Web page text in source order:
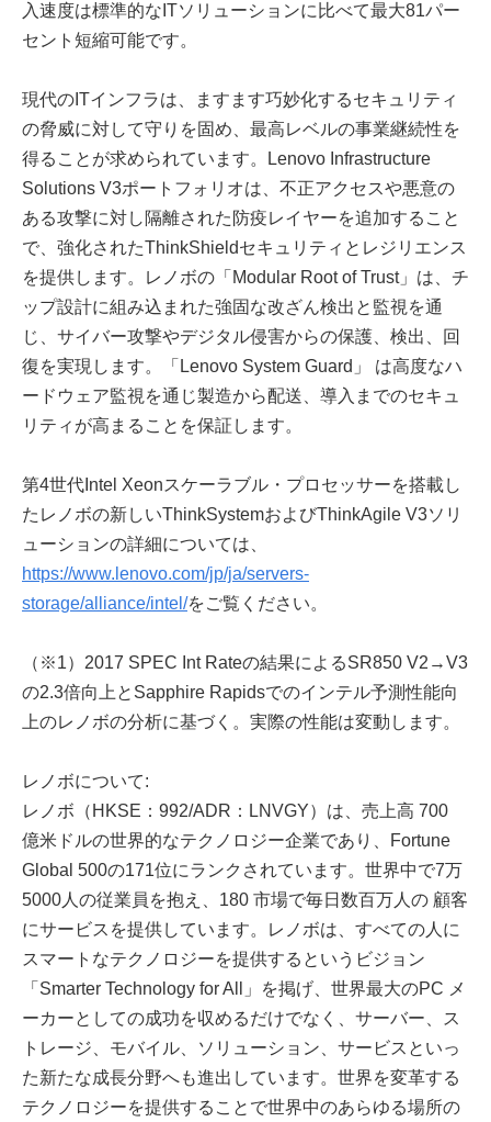
入速度は標準的なITソリューションに比べて最大81パー
セント短縮可能です。
現代のITインフラは、ますます巧妙化するセキュリティ
の脅威に対して守りを固め、最高レベルの事業継続性を
得ることが求められています。Lenovo Infrastructure
Solutions V3ポートフォリオは、不正アクセスや悪意の
ある攻撃に対し隔離された防疫レイヤーを追加すること
で、強化されたThinkShieldセキュリティとレジリエンス
を提供します。レノボの「Modular Root of Trust」は、チ
ップ設計に組み込まれた強固な改ざん検出と監視を通
じ、サイバー攻撃やデジタル侵害からの保護、検出、回
復を実現します。「Lenovo System Guard」 は高度なハ
ードウェア監視を通じ製造から配送、導入までのセキュ
リティが高まることを保証します。
第4世代Intel Xeonスケーラブル・プロセッサーを搭載し
たレノボの新しいThinkSystemおよびThinkAgile V3ソリ
ューションの詳細については、
https://www.lenovo.com/jp/ja/servers-
storage/alliance/intel/をご覧ください。
（※1）2017 SPEC Int Rateの結果によるSR850 V2→V3
の2.3倍向上とSapphire Rapidsでのインテル予測性能向
上のレノボの分析に基づく。実際の性能は変動します。
レノボについて:
レノボ（HKSE：992/ADR：LNVGY）は、売上高 700
億米ドルの世界的なテクノロジー企業であり、Fortune
Global 500の171位にランクされています。世界中で7万
5000人の従業員を抱え、180 市場で毎日数百万人の 顧客
にサービスを提供しています。レノボは、すべての人に
スマートなテクノロジーを提供するというビジョン
「Smarter Technology for All」を掲げ、世界最大のPC メ
ーカーとしての成功を収めるだけでなく、サーバー、ス
トレージ、モバイル、ソリューション、サービスといっ
た新たな成長分野へも進出しています。世界を変革する
テクノロジーを提供することで世界中のあらゆる場所の